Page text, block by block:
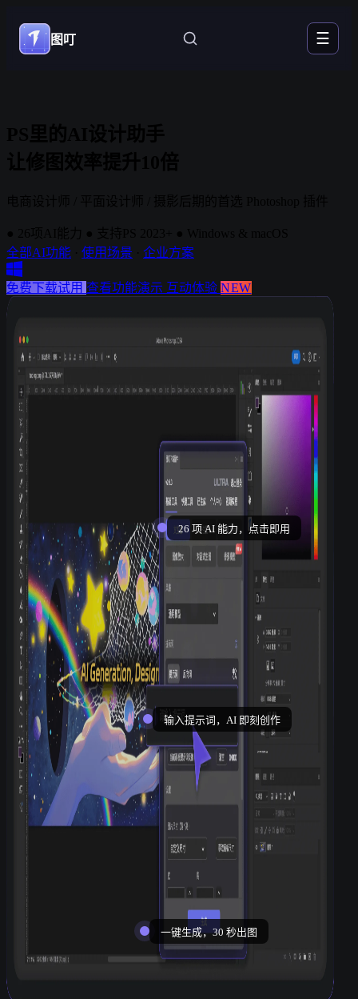
图叮 ☰
全部AI功能
使用场景 企业方案
免费下载试用 查看功能演示 互动体验 NEW
26 项 AI 能力，点击即用
输入提示词，AI 即刻创作
一键生成，30 秒出图